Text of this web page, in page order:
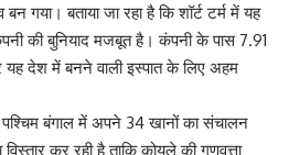
गया। बताया जा रहा है कि शॉर्ट टर्म में यह
की बुनियाद मजबूत है। कंपनी के पास 7.91
देश में बनने वाली इस्पात के लिए अहम
बंगाल में अपने 34 खानों का संचालन
कर रही है ताकि कोयले की गुणवत्ता